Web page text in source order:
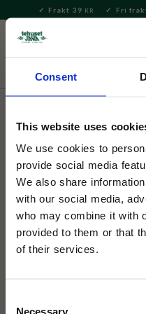
Consent
This website uses
We use cookies to
provide social media
We also share
with our social media,
who may combine it with
provided to them or that
of their services.
Necessary
Meny
Frakt 39 KR Fri
Bryggning & Tillbehör
Selected by Tehuset Java
Te Termometer
Te termometer i träfodral.
vattentemperaturen innan